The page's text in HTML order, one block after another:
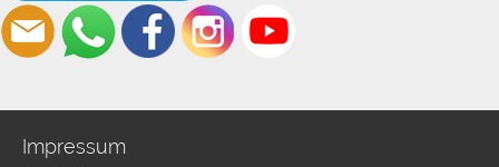
Impressum